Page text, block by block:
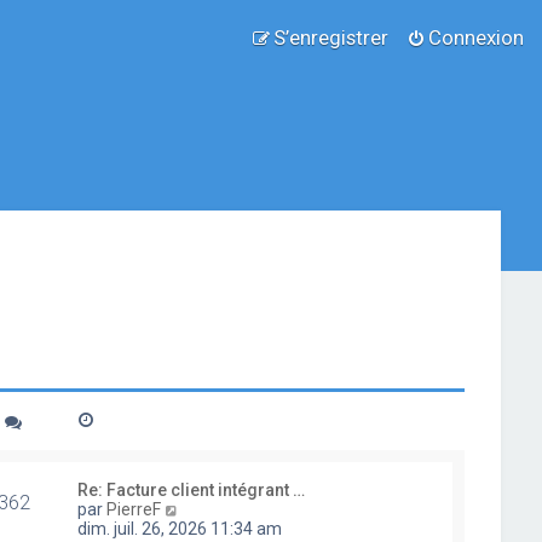
Connexion
S’enregistrer
Re: Facture client intégrant …
par PierreF
o
dim. juil. 26, 2026 11:34 am